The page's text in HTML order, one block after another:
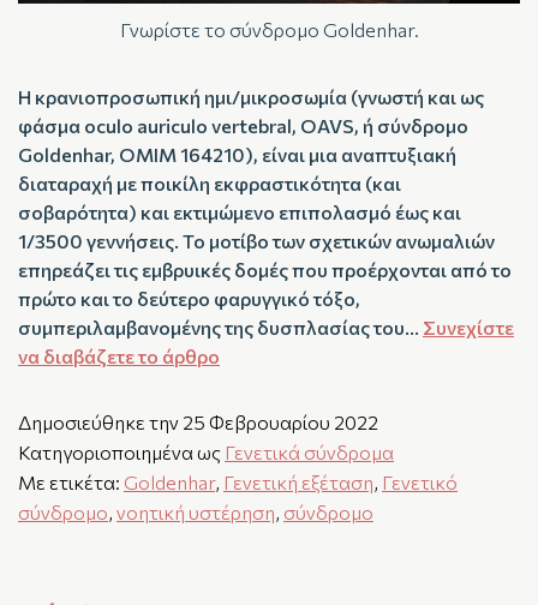
Γνωρίστε το σύνδρομο Goldenhar.
Η κρανιοπροσωπική ημι/μικροσωμία (γνωστή και ως
φάσμα oculo auriculo vertebral, OAVS, ή σύνδρομο
Goldenhar, OMIM 164210), είναι μια αναπτυξιακή
διαταραχή με ποικίλη εκφραστικότητα (και
σοβαρότητα) και εκτιμώμενο επιπολασμό έως και
1/3500 γεννήσεις. Το μοτίβο των σχετικών ανωμαλιών
επηρεάζει τις εμβρυικές δομές που προέρχονται από το
πρώτο και το δεύτερο φαρυγγικό τόξο,
συμπεριλαμβανομένης της δυσπλασίας του… Συνεχίστε
να διαβάζετε το άρθρο
Δημοσιεύθηκε την 25 Φεβρουαρίου 2022
Κατηγοριοποιημένα ως Γενετικά σύνδρομα
Με ετικέτα: Goldenhar, Γενετική εξέταση, Γενετικό
σύνδρομο, νοητική υστέρηση, σύνδρομο